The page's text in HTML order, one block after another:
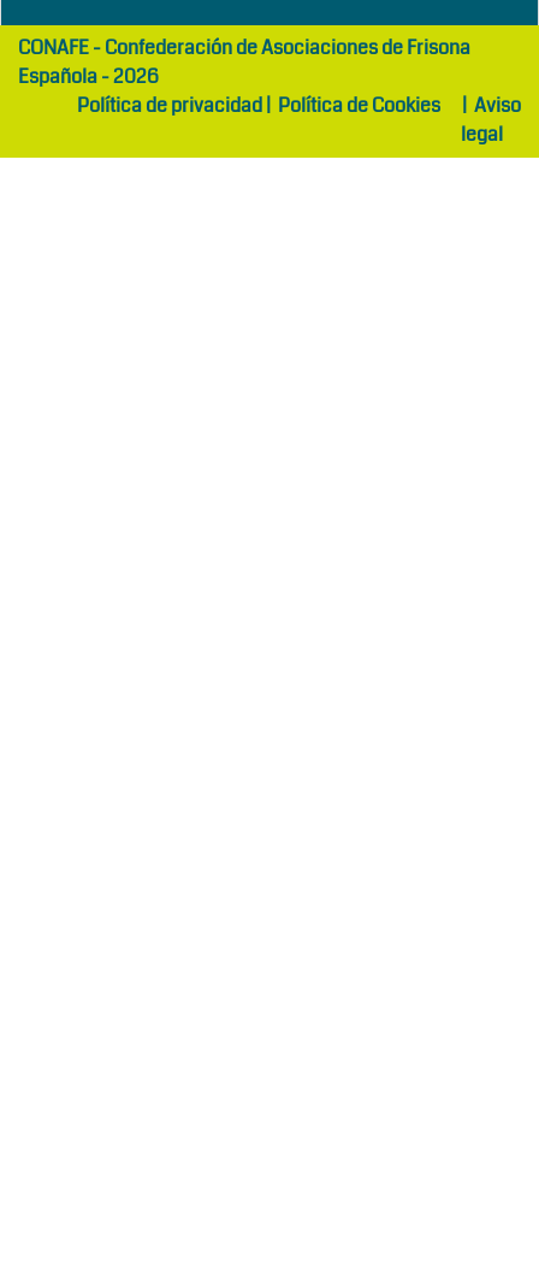
girls
abaya
maltepe
otelCONAFE - Confederación de Asociaciones de Frisona
Española - 2026
Política de privacidad| Política de Cookies | Aviso
legal